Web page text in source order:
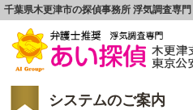
千葉県木更津市の探偵事務所 浮気調査専
システムのご案内